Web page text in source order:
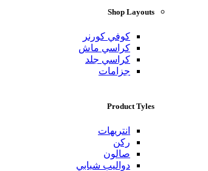
Shop Layouts
كوفي كورنر
كراسي ماش
كراسي جلد
جزامات
Product Tyles
انتريهات
ركن
صالون
دواليب شبابي